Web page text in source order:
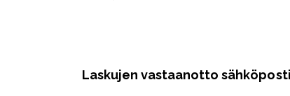
Laskujen vastaanotto